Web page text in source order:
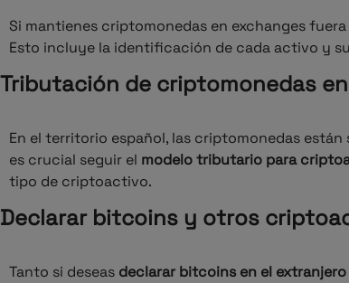
Si mantienes criptomonedas en exchanges
Esto incluye la identificación de cada activo y su
Tributación de criptomonedas
En el territorio español, las criptomonedas
es crucial seguir el modelo tributario para
tipo de criptoactivo.
Declarar bitcoins y otros
Tanto si deseas declarar bitcoins en el extranjero